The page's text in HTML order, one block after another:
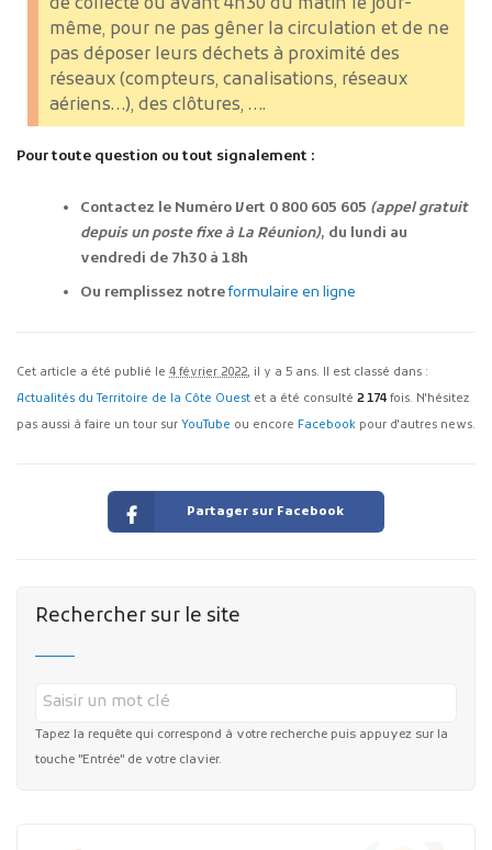
même, pour ne pas gêner la circulation et de ne
pas déposer leurs déchets à proximité des
réseaux (compteurs, canalisations, réseaux
aériens…), des clôtures, ….
Pour toute question ou tout signalement :
Contactez le Numéro Vert 0 800 605 605 (appel gratuit
depuis un poste fixe à La Réunion), du lundi au
vendredi de 7h30 à 18h
Ou remplissez notreformulaire en ligne
Cet article a été publié le 4 février 2022, il y a 5 ans. Il est classé dans :
Actualités du Territoire de la Côte Ouest et a été consulté 2 174 fois. N'hésitez
pas aussi à faire un tour sur YouTube ou encore Facebook pour d'autres news.
Partager sur Facebook
Rechercher sur le site
Tapez la requête qui correspond à votre recherche puis appuyez sur la
touche "Entrée" de votre clavier.